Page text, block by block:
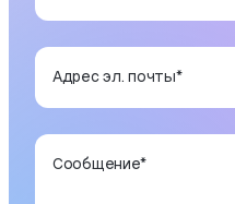
Адрес эл. почты*
Сообщение*